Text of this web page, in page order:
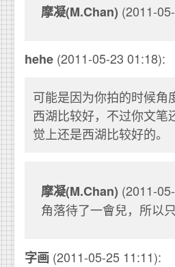
摩凝(M.Chan) (2011-
hehe (2011-05-23 01:18):
可能是因为你拍的时候角
西湖比较好，不过你文笔
觉上还是西湖比较好的。
摩凝(M.Chan) (2011-
角落待了一會兒，所以
字画 (2011-05-25 11:11):